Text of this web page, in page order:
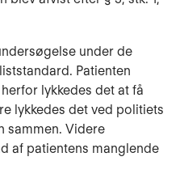
under de
Patienten
lykkedes det at få
lykkedes det ved politiets
sammen. Videre
af patien­tens manglende